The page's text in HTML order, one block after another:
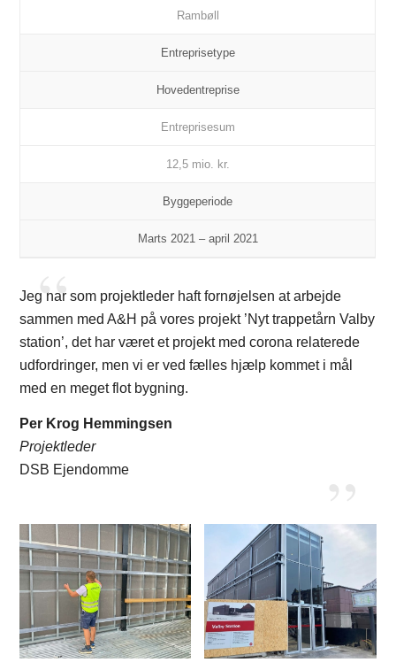
Rambøll
Entreprisetype
Hovedentreprise
Entreprisesum
12,5 mio. kr.
Byggeperiode
Marts 2021 – april 2021
Jeg har som projektleder haft fornøjelsen at arbejde
sammen med A&H på vores projekt ’Nyt trappetårn Valby
station’, det har været et projekt med corona relaterede
udfordringer, men vi er ved fælles hjælp kommet i mål
med en meget flot bygning.
Per Krog Hemmingsen
Projektleder
DSB Ejendomme